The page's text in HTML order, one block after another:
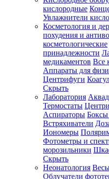
Зарегистрироваться
Зачем
регистрироваться?
Все
покупки
одном
месте
Личный
менеджер
Отслеживание
статуса
заказа
кислородные
Увлажнители
Косметология и
похудения и
косметологические
принадлежности
медикаментов Все
Аппараты для
Центрифуги
Скрыть
Лаборатория
Термостаты
Аспираторы
Встряхиватели
Иономеры
Фотометры и
морозильники
Скрыть
Неонатология
Облучатели